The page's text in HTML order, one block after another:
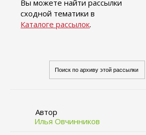
Вы можете найти рассылки
сходной тематики в
Каталоге рассылок.
Автор
Илья Овчинников